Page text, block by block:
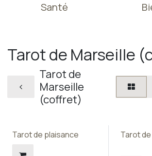
Santé
Tarot de Marseille
Tarot de
Marseille
(coffret)
Tarot de plaisance Tarot